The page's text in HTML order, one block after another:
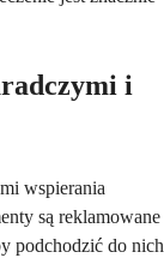
i
wspierania
są reklamowane
podchodzić do nich